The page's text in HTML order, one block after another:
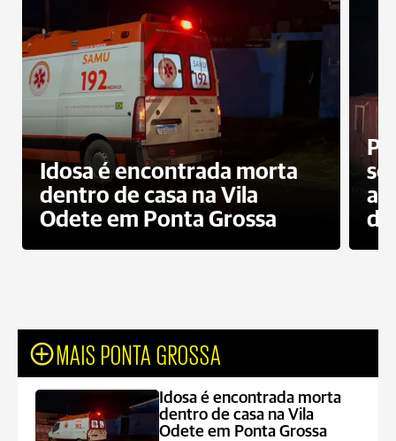
Idosa é encontrada morta
dentro de casa na Vila
Odete em Ponta Grossa
do
MAIS PONTA GROSSA
Idosa é encontrada morta
dentro de casa na Vila
Odete em Ponta Grossa